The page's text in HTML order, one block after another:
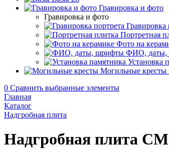
Гравировка и фото
Гравировка и фото
Гравировка
Портретная
Фото на
ФИО, даты,
Установка
Могильные кресты
0 Сравнить выбранные элементы
Главная
Каталог
Надгробная плита
Надгробная плита